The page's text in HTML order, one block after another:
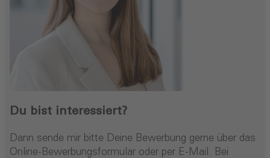
Du bist interessiert?
Dann sende mir bitte Deine Bewerbung gerne über das
Online-Bewerbungsformular oder per E-Mail. Bei